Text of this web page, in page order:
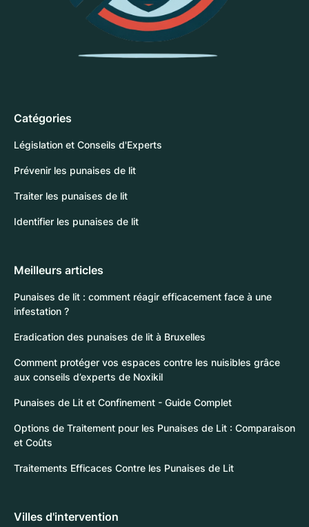
Catégories
Législation et Conseils d'Experts
Prévenir les punaises de lit
Traiter les punaises de lit
Identifier les punaises de lit
Meilleurs articles
Punaises de lit : comment réagir efficacement face à une
infestation ?
Eradication des punaises de lit à Bruxelles
Comment protéger vos espaces contre les nuisibles grâce
aux conseils d’experts de Noxikil
Punaises de Lit et Confinement - Guide Complet
Options de Traitement pour les Punaises de Lit : Comparaison
et Coûts
Traitements Efficaces Contre les Punaises de Lit
Villes d'intervention